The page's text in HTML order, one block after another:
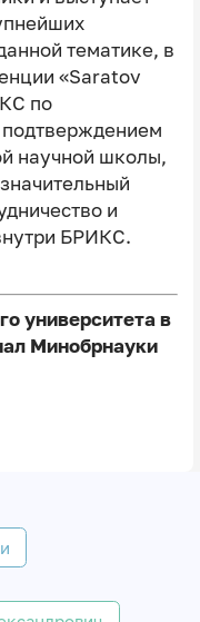
тематике, в
«Saratov
по
научной школы,
и
БРИКС.
университета в
Минобрнауки